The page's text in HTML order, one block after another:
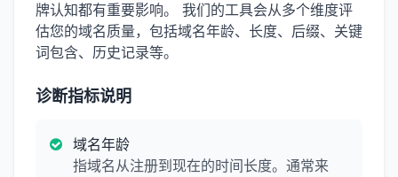
牌认知都有重要影响。 我们的工具会从多个维度评
估您的域名质量，包括域名年龄、长度、后缀、关键
词包含、历史记录等。
诊断指标说明
域名年龄
指域名从注册到现在的时间长度。通常来